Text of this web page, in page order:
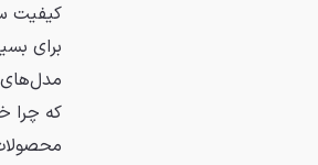
کیفیت
برای
که چرا